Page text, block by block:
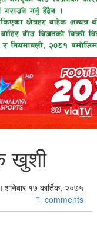
खुशी
शनिबार १७ कार्तिक, २०७५
comments